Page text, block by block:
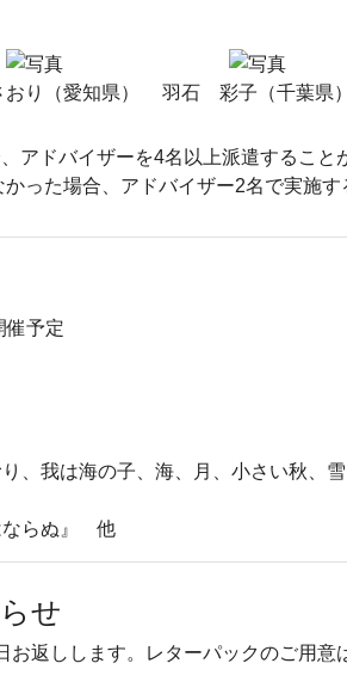
り（愛知県） 羽石 彩子（千葉県）
アドバイザーを4名以上派遣するこ
った場合、アドバイザー2名で実施す
催予定
、我は海の子、海、月、小さい秋、
ならぬ』 他
せ
お返しします。レターパックのご用